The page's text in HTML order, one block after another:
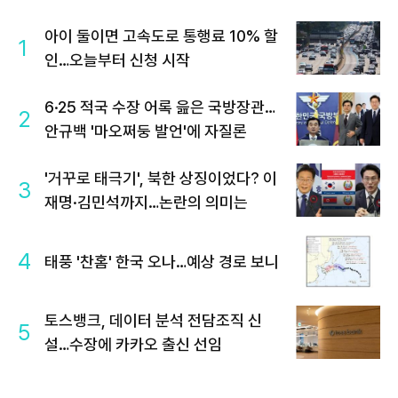
1
아이 둘이면 고속도로 통행료 10% 할
인…오늘부터 신청 시작
2
6·25 적국 수장 어록 읊은 국방장관…
안규백 '마오쩌둥 발언'에 자질론
3
'거꾸로 태극기', 북한 상징이었다? 이
재명·김민석까지…논란의 의미는
4 태풍 '찬홈' 한국 오나…예상 경로 보니
5
토스뱅크, 데이터 분석 전담조직 신
설…수장에 카카오 출신 선임